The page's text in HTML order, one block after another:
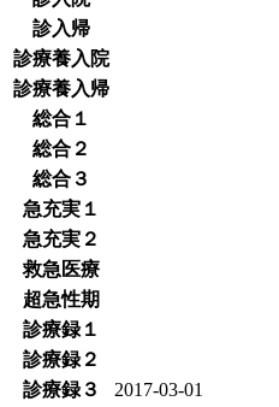
診入帰
診療養入院
診療養入帰
総合１
総合２
総合３
急充実１
急充実２
救急医療
超急性期
診療録１
診療録２
診療録３
2017-03-01